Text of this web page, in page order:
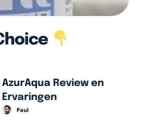
AzurAqua Review en
Ervaringen
Paul